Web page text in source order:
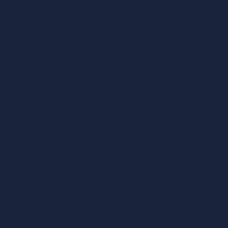
ישירות על גובה התגמול
חברת ביטוח חיצונית, לא